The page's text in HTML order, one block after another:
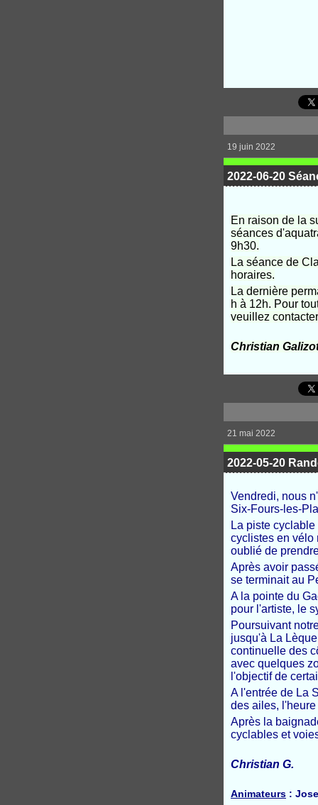
19 juin 2022
2022-06-20
En raison de la
séances
9h30.
La séance de
horaires.
La dernière
h à 12h. Pour
veuillez
Christian
21 mai 2022
2022-05-20
Vendredi, nous
Six-Fours-les-
La piste
cyclistes en vélo
oublié de
Après avoir
se terminait au
A la pointe du
pour l'artiste, le
Poursuivant
jusqu'à La
continuelle des
avec quelques
l'objectif de
A l'entrée de La
des ailes,
Après la
cyclables et
Christian G.
Animateurs :